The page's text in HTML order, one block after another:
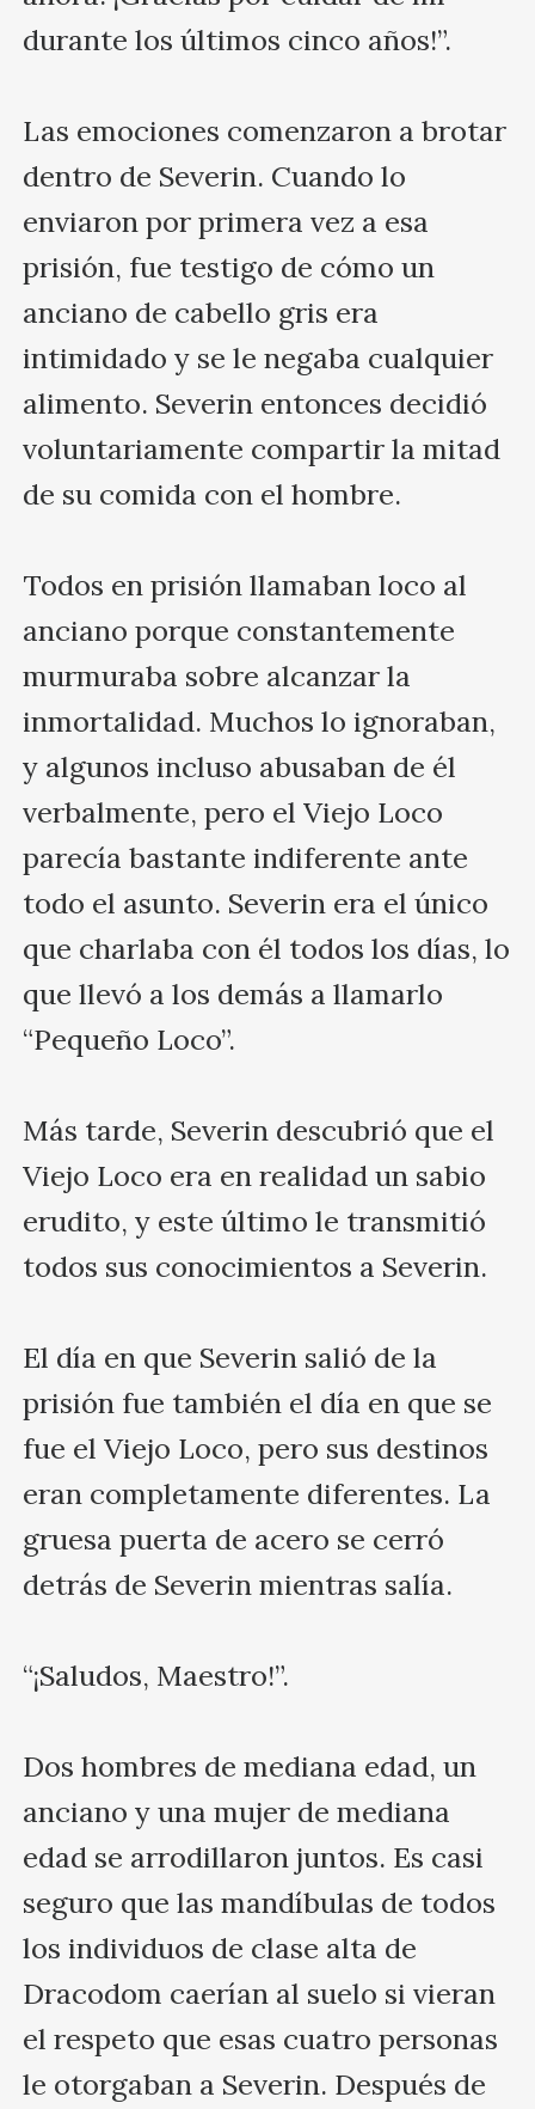
durante los últimos cinco años!”.
Las emociones comenzaron a brotar
dentro de Severin. Cuando lo
enviaron por primera vez a esa
prisión, fue testigo de cómo un
anciano de cabello gris era
intimidado y se le negaba cualquier
alimento. Severin entonces decidió
voluntariamente compartir la mitad
de su comida con el hombre.
Todos en prisión llamaban loco al
anciano porque constantemente
murmuraba sobre alcanzar la
inmortalidad. Muchos lo ignoraban,
y algunos incluso abusaban de él
verbalmente, pero el Viejo Loco
parecía bastante indiferente ante
todo el asunto. Severin era el único
que charlaba con él todos los días, lo
que llevó a los demás a llamarlo
“Pequeño Loco”.
Más tarde, Severin descubrió que el
Viejo Loco era en realidad un sabio
erudito, y este último le transmitió
todos sus conocimientos a Severin.
El día en que Severin salió de la
prisión fue también el día en que se
fue el Viejo Loco, pero sus destinos
eran completamente diferentes. La
gruesa puerta de acero se cerró
detrás de Severin mientras salía.
“¡Saludos, Maestro!”.
Dos hombres de mediana edad, un
anciano y una mujer de mediana
edad se arrodillaron juntos. Es casi
seguro que las mandíbulas de todos
los individuos de clase alta de
Dracodom caerían al suelo si vieran
el respeto que esas cuatro personas
le otorgaban a Severin. Después de